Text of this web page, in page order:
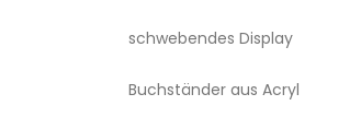
schwebendes Display
Buchständer aus Acryl